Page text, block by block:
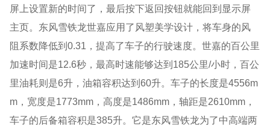
屏上设置新的时间了，最后按下返回按钮就能回到显示屏
主页。东风雪铁龙世嘉应用了风塑美学设计，将车身的风
阻系数降低到0.31，提高了车子的行驶速度。世嘉的百公里
加速时间是12.6秒，最高时速能够达到185公里/小时，百公
里油耗则是6升，油箱容积达到60升。车子的长度是4556m
m，宽度是1773mm，高度是1486mm，轴距是2610mm，
车子的后备箱容积是385升。它是东风雪铁龙为了中高端两